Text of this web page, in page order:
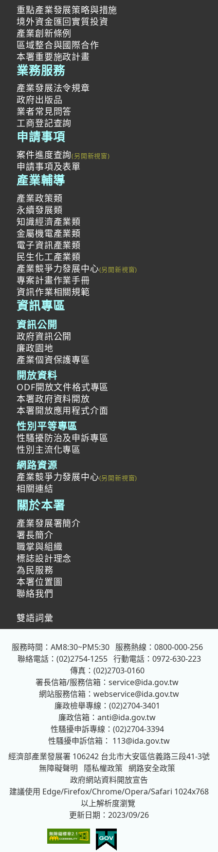
重點產業發展策略與措施
境外資金匯回實質投資
產業創新條例
區域整合與國際合作
本署重要施政計畫
業務服務
產業發展法令規章
政府出版品
業者常見問答
工商登記查詢
申請事項
案件進度查詢
申請事項及表單
產業輔導
產業政策類
永續發展類
知識經濟產業類
金屬機電產業類
電子資訊產業類
民生化工產業類
產業競爭力發展中心
專案計畫作業手冊
資訊作業相關規範
資訊專區
資訊公開
政府資訊公開
廉政園地
產業個資保護專區
開放資料
ODF開放文件格式專區
本署政府資料開放
本署開放應用程式介面
性別平等專區
性騷擾防治及申訴專區
性別主流化專區
網路資源
產業競爭力發展中心
相關連結
關於本署
產業發展署簡介
署長簡介
職掌與組織
標誌設計理念
為民服務
本署位置圖
聯絡我們
雙語詞彙
服務時間：AM8:30~PM5:30
服務熱線：0800-000-256
聯絡電話：(02)2754-1255 行動電話：0972-630-223
傳真：(02)2703-0160
署長信箱/服務信箱： service@ida.gov.tw
網站服務信箱： webservice@ida.gov.tw
廉政檢舉專線：(02)2704-3401
廉政信箱： anti@ida.gov.tw
性騷擾申訴專線：(02)2704-3394
性騷擾申訴信箱： 113@ida.gov.tw
經濟部產業發展署 106242 台北市大安區信義路三段41-3號
無障礙聲明
隱私權政策 網路安全政策
政府網站資料開放宣告
建議使用 Edge/Firefox/Chrome/Opera/Safari 1024x768
以上解析度瀏覽
更新日期：2023/09/26